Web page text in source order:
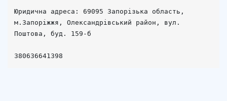
Юридична адреса: 69095 Запорізька область,
м.Запоріжжя, Олександрівський район, вул.
Поштова, буд. 159-б